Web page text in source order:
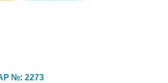
№: 2273